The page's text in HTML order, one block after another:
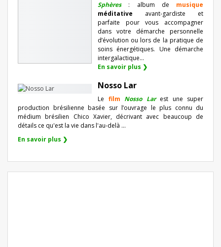
Sphères: album de musique
méditative avant-gardiste et
parfaite pour vous accompagner
dans votre démarche personnelle
d’évolution ou lors de la pratique de
soins énergétiques. Une démarche
intergalactique...
En savoir plus ❯
Nosso Lar
Le film Nosso Lar est une super
production brésilienne basée sur l’ouvrage le plus connu du
médium brésilien Chico Xavier, décrivant avec beaucoup de
détails ce qu'est la vie dans l'au-delà ...
En savoir plus ❯